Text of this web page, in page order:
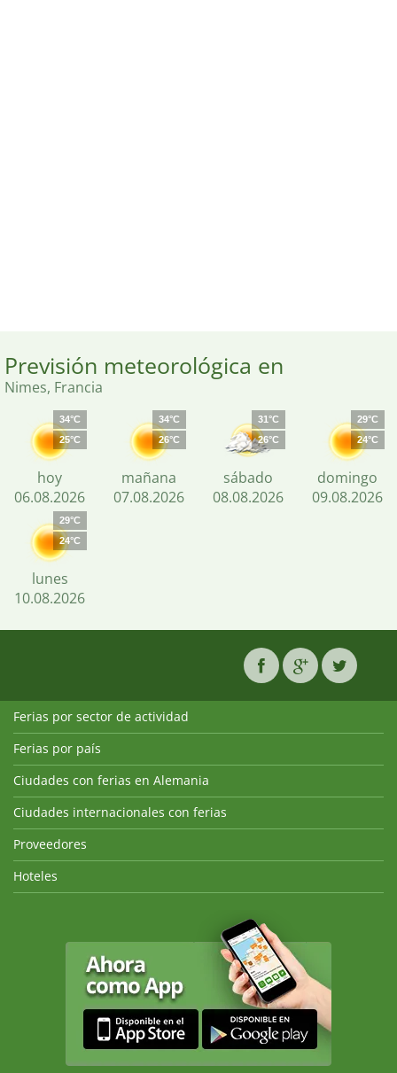
Previsión meteorológica en
Nimes, Francia
34°C
25°C
hoy
06.08.2026
34°C
26°C
mañana
07.08.2026
31°C
26°C
sábado
08.08.2026
29°C
24°C
domingo
09.08.2026
29°C
24°C
lunes
10.08.2026
Ferias por sector de actividad
Ferias por país
Ciudades con ferias en Alemania
Ciudades internacionales con ferias
Proveedores
Hoteles